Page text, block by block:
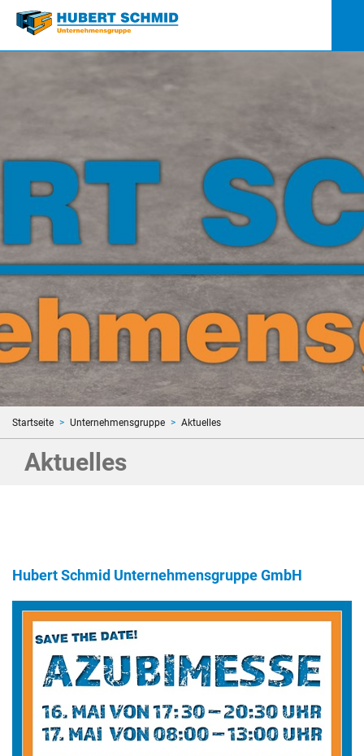
Startseite Unternehmensgruppe Aktuelles
Aktuelles
Hubert Schmid Unternehmensgruppe GmbH